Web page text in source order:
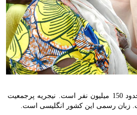
جمعیت تقریبی این کشور حدود 150 میلیون نفر است. نیجریه پرجمعیت
زبان رسمی این کشور انگلیسی است.